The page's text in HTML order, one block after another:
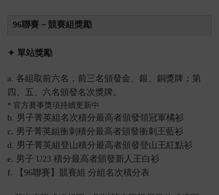
96聯賽－競賽組獎勵
✦ 單站獎勵
a. 各組取前六名，前三名頒發金、銀、銅獎牌；第
四、五、六名頒發名次獎牌。
* 官方賽事獎項持續更新中
b. 男子菁英組名次積分最高者頒發領冠軍橘衫
c. 男子菁英組衝刺積分最高者頒發衝刺王藍衫
d. 男子菁英組登山積分最高者頒發登山王紅點衫
e. 男子 U23 積分最高者頒發新人王白衫
f. 【96聯賽】競賽組 分組名次積分表